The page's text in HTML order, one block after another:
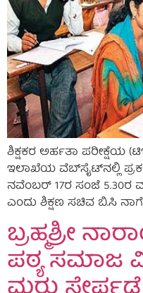
ಶಿಕ್ಷಕರ ಅರ್ಹತಾ ಪರೀಕ್ಷೆಯ
ಇಲಾಖೆಯ ವೆಬ್‌ಸೈಟ್‌ನಲ್ಲಿ
ನವೆಂಬರ್ 17ರ ಸಂಜೆ 5.30ರ
ಎಂದು ಶಿಕ್ಷಣ ಸಚಿವ ಬಿ.ಸಿ
ಬ್ರಹ್ಮಶ್ರೀ
ಪಠ್ಯ ಸಮಾಜ